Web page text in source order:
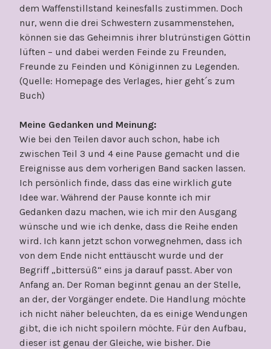
dem Waffenstillstand keinesfalls zustimmen. Doch
nur, wenn die drei Schwestern zusammenstehen,
können sie das Geheimnis ihrer blutrünstigen Göttin
lüften – und dabei werden Feinde zu Freunden,
Freunde zu Feinden und Königinnen zu Legenden.
(Quelle: Homepage des Verlages, hier geht´s zum
Buch)
Meine Gedanken und Meinung:
Wie bei den Teilen davor auch schon, habe ich
zwischen Teil 3 und 4 eine Pause gemacht und die
Ereignisse aus dem vorherigen Band sacken lassen.
Ich persönlich finde, dass das eine wirklich gute
Idee war. Während der Pause konnte ich mir
Gedanken dazu machen, wie ich mir den Ausgang
wünsche und wie ich denke, dass die Reihe enden
wird. Ich kann jetzt schon vorwegnehmen, dass ich
von dem Ende nicht enttäuscht wurde und der
Begriff „bittersüß“ eins ja darauf passt. Aber von
Anfang an. Der Roman beginnt genau an der Stelle,
an der, der Vorgänger endete. Die Handlung möchte
ich nicht näher beleuchten, da es einige Wendungen
gibt, die ich nicht spoilern möchte. Für den Aufbau,
dieser ist genau der Gleiche, wie bisher. Die